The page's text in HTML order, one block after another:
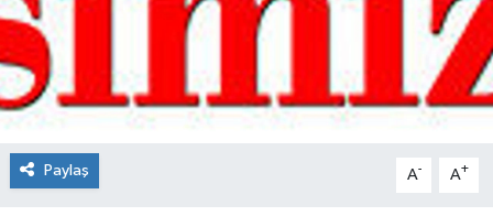
Paylaş A- A+
Spor
Teknoloji